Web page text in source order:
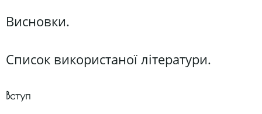
Висновки.
Список використаної літератури.
Вступ